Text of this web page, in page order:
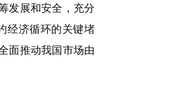
发展和安全，充分
经济循环的关键堵
面推动我国市场由